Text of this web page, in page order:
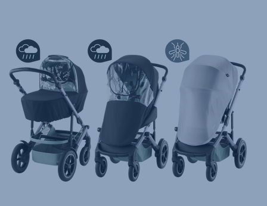
Instrucciones del usuario (Español)
Manual de instruções (Português)
Istruzioni per l’uso (Italiano)
Инструкция пользователя (Русский язык)
Instrukcja użytkownika (Język polski)
Návod na použitie (Slovenský jazyk)
Инструкция за ползване (Български език)
Upute za uporabu (Hrvatski jezik)